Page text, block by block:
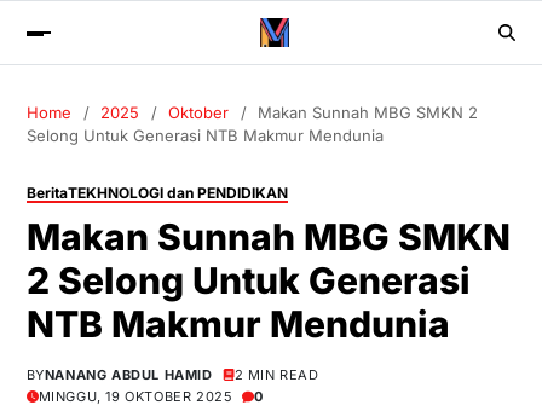
Home 2025 Oktober
Makan Sunnah MBG SMKN 2
Selong Untuk Generasi NTB Makmur Mendunia
BeritaTEKHNOLOGI dan PENDIDIKAN
Makan Sunnah MBG SMKN
2 Selong Untuk Generasi
NTB Makmur Mendunia
BYNANANG ABDUL HAMID
2 MIN READ
MINGGU, 19 OKTOBER 2025
0